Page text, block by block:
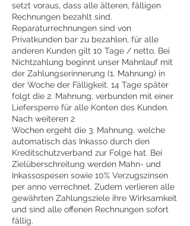
setzt voraus, dass alle älteren, fälligen
Rechnungen bezahlt sind.
Reparaturrechnungen sind von
Privatkunden bar zu bezahlen, für alle
anderen Kunden gilt 10 Tage / netto. Bei
Nichtzahlung beginnt unser Mahnlauf mit
der Zahlungserinnerung (1. Mahnung) in
der Woche der Fälligkeit. 14 Tage später
folgt die 2. Mahnung, verbunden mit einer
Liefersperre für alle Konten des Kunden.
Nach weiteren 2
Wochen ergeht die 3. Mahnung, welche
automatisch das Inkasso durch den
Kreditschutzverband zur Folge hat. Bei
Zielüberschreitung werden Mahn- und
Inkassospesen sowie 10% Verzugszinsen
per anno verrechnet. Zudem verlieren alle
gewährten Zahlungsziele ihre Wirksamkeit
und sind alle offenen Rechnungen sofort
fällig.